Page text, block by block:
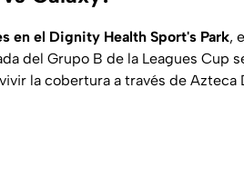
en el Dignity Health Sport's Park,
del Grupo B de la Leagues Cup
la cobertura a través de Azteca